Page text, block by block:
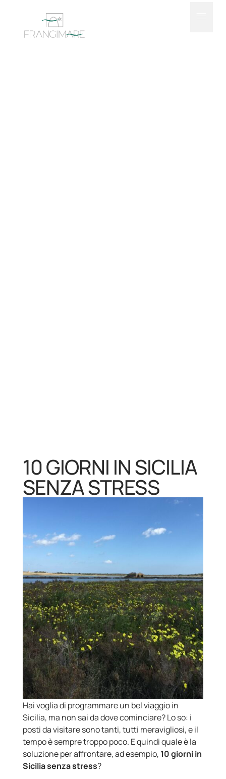
10 GIORNI IN SICILIA
SENZA STRESS
Hai voglia di programmare un bel viaggio in
Sicilia, ma non sai da dove cominciare? Lo so: i
posti da visitare sono tanti, tutti meravigliosi, e il
tempo è sempre troppo poco. E quindi quale è la
soluzione per affrontare, ad esempio, 10 giorni in
Sicilia senza stress?